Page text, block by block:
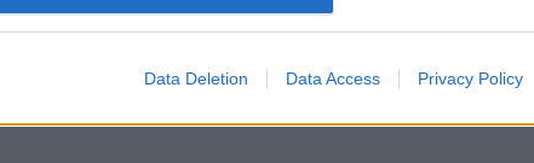
Data Deletion Data Access Privacy Policy